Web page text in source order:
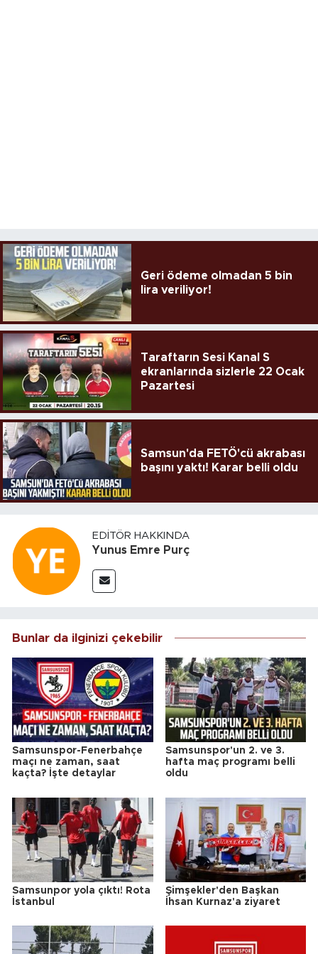
Geri ödeme olmadan 5 bin
lira veriliyor!
Taraftarın Sesi Kanal S
ekranlarında sizlerle 22 Ocak
Pazartesi
Samsun'da FETÖ'cü akrabası
başını yaktı! Karar belli oldu
EDITÖR HAKKINDA
Yunus Emre Purç
Bunlar da ilginizi çekebilir
Samsunspor-Fenerbahçe
maçı ne zaman, saat
kaçta? İşte detaylar
Samsunspor'un 2. ve 3.
hafta maç programı belli
oldu
Samsunpor yola çıktı! Rota
İstanbul
Şimşekler'den Başkan
İhsan Kurnaz'a ziyaret